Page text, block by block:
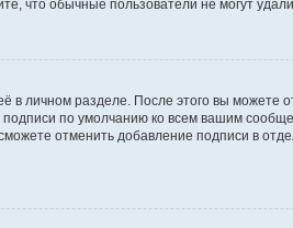
что обычные пользователи не могут
в личном разделе. После этого вы можете
по умолчанию ко всем вашим
отменить добавление подписи в